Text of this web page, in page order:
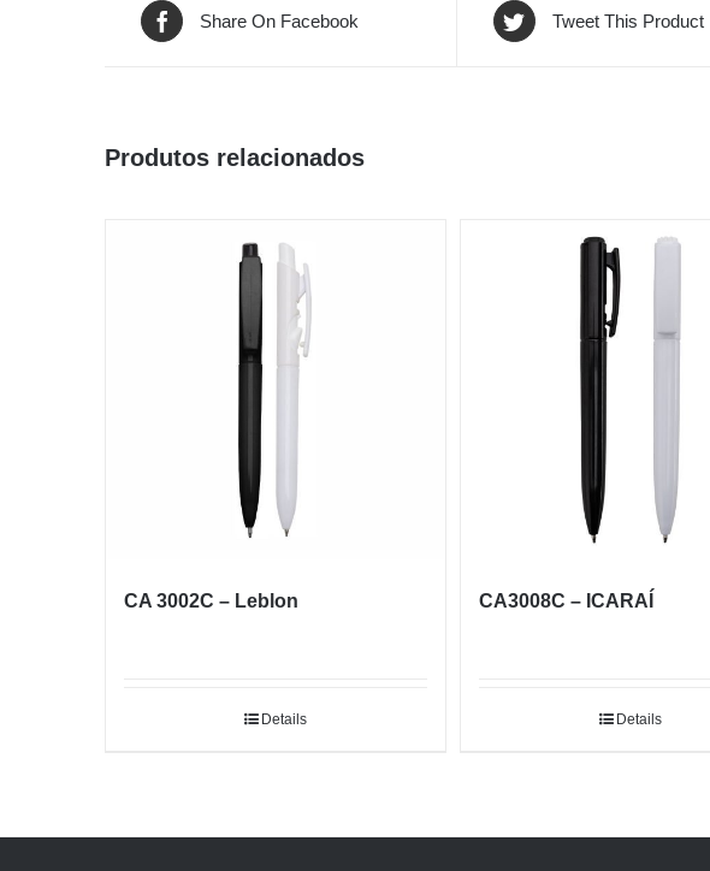
Share On Facebook Tweet This Product
Produtos relacionados
CA 3002C – Leblon
Details
CA3008C – ICARAÍ
Details